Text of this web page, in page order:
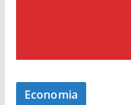
Economia